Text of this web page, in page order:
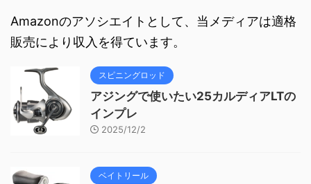
Amazonのアソシエイトとして、当メディアは適格
販売により収入を得ています。
スピニングロッド
アジングで使いたい25カルディアLTの
インプレ
2025/12/2
ベイトリール